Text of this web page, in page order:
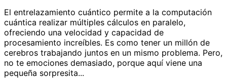
El entrelazamiento cuántico permite a la computación
cuántica realizar múltiples cálculos en paralelo,
ofreciendo una velocidad y capacidad de
procesamiento increíbles. Es como tener un millón de
cerebros trabajando juntos en un mismo problema. Pero,
no te emociones demasiado, porque aquí viene una
pequeña sorpresita...